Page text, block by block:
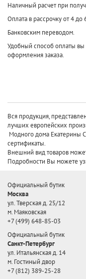
Наличный расчет при
Оплата в рассрочку от 4 до
Банковским переводом.
Удобный способ оплаты
оформления заказа.
Вся продукция,
лучших европейских
Модного дома Екатерины
сертификаты.
Внешний вид товаров
Подробности Вы можете
Официальный бутик
Москва
ул. Тверская д. 25/12
м. Маяковская
+7 (499) 648-85-03
Официальный бутик
Санкт-Петербург
ул. Итальянская д. 14
м. Гостиный двор
+7 (812) 389-25-28